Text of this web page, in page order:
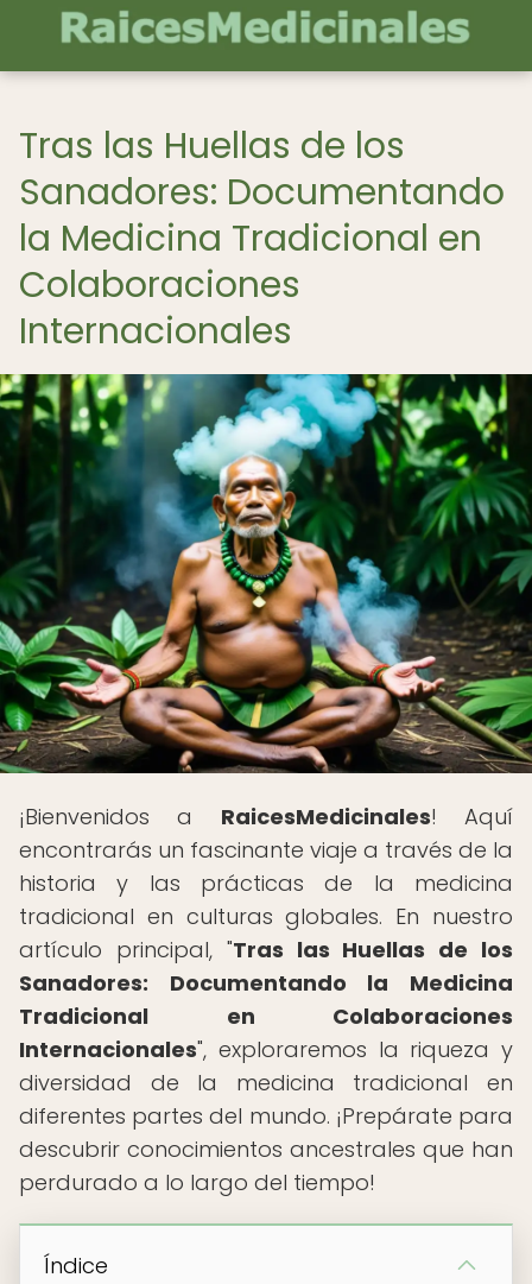
Tras las Huellas de los
Sanadores: Documentando
la Medicina Tradicional en
Colaboraciones
Internacionales
¡Bienvenidos a RaicesMedicinales! Aquí
encontrarás un fascinante viaje a través de la
historia y las prácticas de la medicina
tradicional en culturas globales. En nuestro
artículo principal, "Tras las Huellas de los
Sanadores: Documentando la Medicina
Tradicional en Colaboraciones
Internacionales", exploraremos la riqueza y
diversidad de la medicina tradicional en
diferentes partes del mundo. ¡Prepárate para
descubrir conocimientos ancestrales que han
perdurado a lo largo del tiempo!
Índice